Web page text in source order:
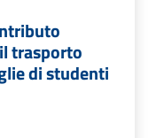
trasporto
di studenti